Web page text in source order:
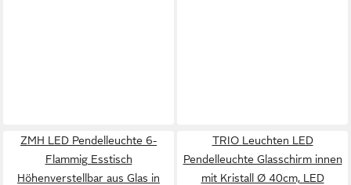
ZMH LED Pendelleuchte 6-
Flammig Esstisch
Höhenverstellbar aus Glas in
TRIO Leuchten LED
Pendelleuchte Glasschirm innen
mit Kristall Ø 40cm, LED